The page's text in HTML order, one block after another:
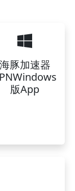
海豚加速器
版App